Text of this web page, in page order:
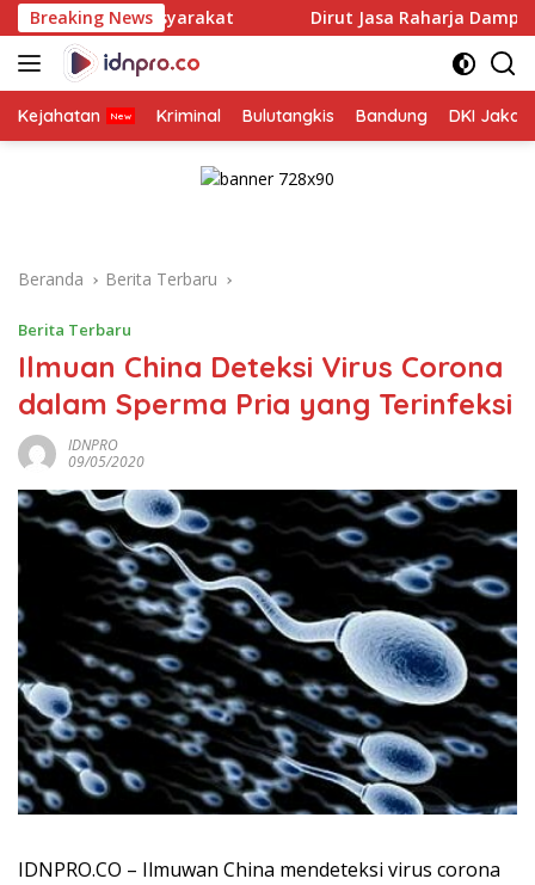
Langsung
ke
konten
Breaking News Dirut Jasa Raharja Dampingi Wamenhub
Kejahatan Kriminal Bulutangkis Bandung DKI
Beranda Berita Terbaru
Berita Terbaru
Ilmuan China Deteksi Virus Corona
dalam Sperma Pria yang Terinfeksi
IDNPRO
09/05/2020
IDNPRO.CO – Ilmuwan China mendeteksi virus corona